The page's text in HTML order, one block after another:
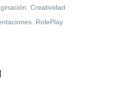
Creatividad
RolePlay